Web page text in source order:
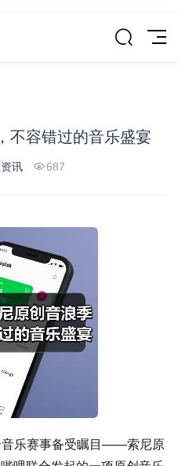
不容错过的音乐盛宴
讯 687
音乐赛事备受瞩目——索尼原